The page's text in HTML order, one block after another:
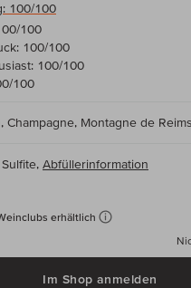
100/100
100
100/100
100/100
100
Champagne, Montagne de Reims
Abfüllerinformation
erhältlich
Im Shop anmelden